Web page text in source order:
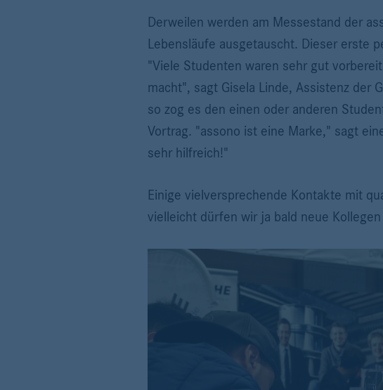
Derweilen werden am Messestand der
Lebensläufe ausgetauscht. Dieser erste
"Viele Studenten waren sehr gut
macht", sagt Gisela Linde, Assistenz der
so zog es den einen oder anderen
Vortrag. "assono ist eine Marke," sagt
sehr hilfreich!"
Einige vielversprechende Kontakte mit
vielleicht dürfen wir ja bald neue